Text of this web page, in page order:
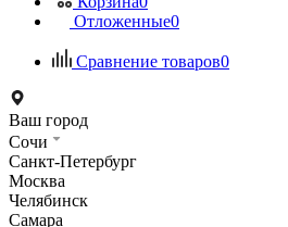
Отложенные0
Сравнение товаров0
Ваш город
Сочи
Санкт-Петербург
Москва
Челябинск
Самара